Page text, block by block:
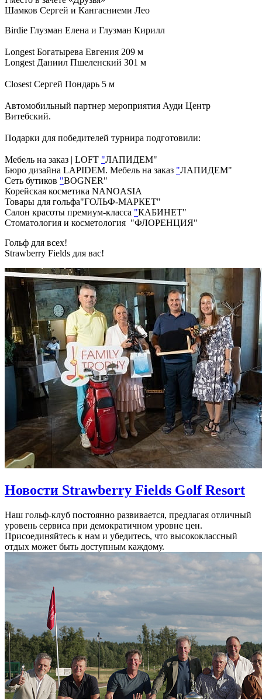
Шамков Сергей и Кангасниеми Лео
Birdie Глузман Елена и Глузман Кирилл
Longest Богатырева Евгения 209 м
Longest Даниил Пшеленский 301 м
Closest Сергей Пондарь 5 м
Автомобильный партнер мероприятия Ауди Центр
Витебский.
Подарки для победителей турнира подготовили:
Мебель на заказ | LOFT "ЛАПИДЕМ"
Бюро дизайна LAPIDEM. Мебель на заказ "ЛАПИДЕМ"
Сеть бутиков "BOGNER"
Корейская косметика NANOASIA️
Товары для гольфа️"ГОЛЬФ-МАРКЕТ"
Салон красоты премиум-класса "КАБИНЕТ"
Стоматология и косметология "ФЛОРЕНЦИЯ"
Гольф для всех!
Strawberry Fields для вас!
Новости Strawberry Fields Golf Resort
Наш гольф-клуб постоянно развивается, предлагая отличный
уровень сервиса при демократичном уровне цен.
Присоединяйтесь к нам и убедитесь, что высококлассный
отдых может быть доступным каждому.